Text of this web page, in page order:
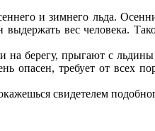
и зимнего льда.
выдержать вес человека.
берегу, прыгают с льдины
опасен, требует от всех
свидетелем